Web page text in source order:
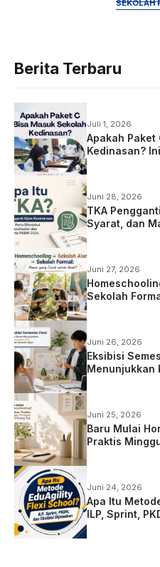
SEKOLAH
Berita Terbaru
Juli 1, 2026
Apakah Paket
Kedinasan?
Juni 28, 2026
TKA
Syarat, dan
Juni 27, 2026
Sekolah
Juni 26, 2026
Eksibisi
Menunjukkan
Juni 25, 2026
Baru Mulai
Praktis
Juni 24, 2026
Apa Itu
ILP, Sprint,